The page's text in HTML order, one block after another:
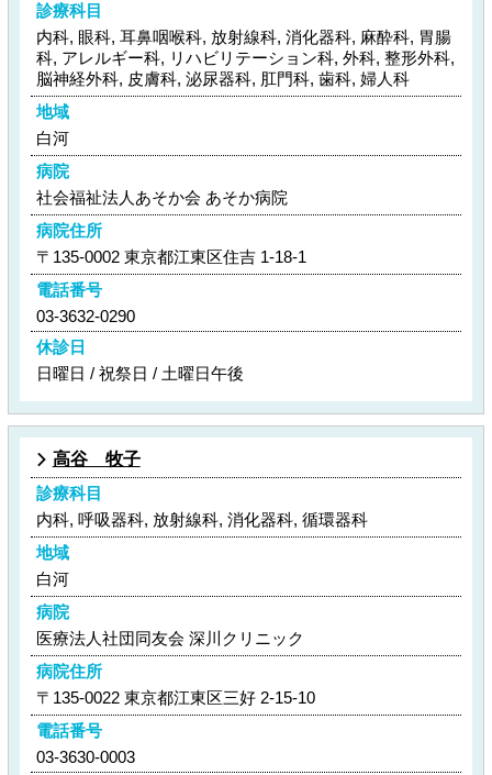
診療科目
内科, 眼科, 耳鼻咽喉科, 放射線科, 消化器科, 麻酔科, 胃腸
科, アレルギー科, リハビリテーション科, 外科, 整形外科,
脳神経外科, 皮膚科, 泌尿器科, 肛門科, 歯科, 婦人科
地域
白河
病院
社会福祉法人あそか会 あそか病院
病院住所
〒135-0002 東京都江東区住吉 1-18-1
電話番号
03-3632-0290
休診日
日曜日 / 祝祭日 / 土曜日午後
高谷 牧子
診療科目
内科, 呼吸器科, 放射線科, 消化器科, 循環器科
地域
白河
病院
医療法人社団同友会 深川クリニック
病院住所
〒135-0022 東京都江東区三好 2-15-10
電話番号
03-3630-0003